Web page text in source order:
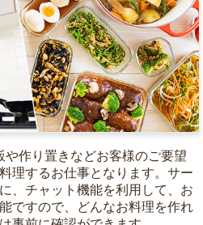
作り置きなどお客様のご要望
理するお仕事となります。サー
、チャット機能を利用して、お
ですので、どんなお料理を作れ